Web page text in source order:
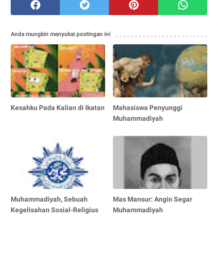
Anda mungkin menyukai postingan ini
Kesahku Pada Kalian di Ikatan
Mahasiswa Penyunggi
Muhammadiyah
Muhammadiyah, Sebuah
Kegelisahan Sosial-Religius
Mas Mansur: Angin Segar
Muhammadiyah